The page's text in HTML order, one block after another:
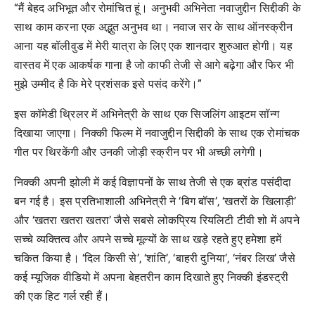
“मैं बेहद अभिभूत और रोमांचित हूं। अनुभवी अभिनेता नवाजुद्दीन सिद्दीकी के
साथ काम करना एक अद्भुत अनुभव था। नवाज सर के साथ ऑनस्क्रीन
आना यह बॉलीवुड में मेरी यात्रा के लिए एक शानदार शुरुआत होगी। यह
वास्तव में एक आकर्षक गाना है जो काफी तेजी से आगे बढ़ेगा और फिर भी
मुझे उम्मीद है कि मेरे प्रशंसक इसे पसंद करेंगे।”
इस कॉमेडी थ्रिलर में अभिनेत्री के साथ एक सिजलिंग आइटम सॉन्ग
दिखाया जाएगा। निक्की फिल्म में नवाजुद्दीन सिद्दीकी के साथ एक रोमांचक
गीत पर थिरकेंगी और उनकी जोड़ी स्क्रीन पर भी अच्छी लगेगी।
निक्की अपनी झोली में कई विज्ञापनों के साथ तेजी से एक ब्रांड पसंदीदा
बन गई है। इस प्रतिभाशाली अभिनेत्री ने ‘बिग बॉस’, ‘खतरों के खिलाड़ी’
और ‘खतरा खतरा खतरा’ जैसे सबसे लोकप्रिय रियलिटी टीवी शो में अपने
सच्चे व्यक्तित्व और अपने सच्चे मूल्यों के साथ खड़े रहते हुए हमेशा हमें
चकित किया है। ‘दिल किसी से’, ‘शांति’, ‘बाहरी दुनिया’, ‘नंबर लिख’ जैसे
कई म्यूजिक वीडियो में अपना बेहतरीन काम दिखाते हुए निक्की इंडस्ट्री
की एक हिट गर्ल रही हैं।